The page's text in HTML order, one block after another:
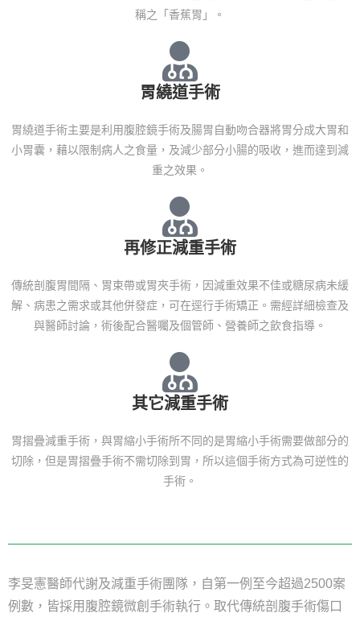
稱之「香蕉胃」。
胃繞道手術
胃繞道手術主要是利用腹腔鏡手術及腸胃自動吻合器將胃分成大胃和
小胃囊，藉以限制病人之食量，及減少部分小腸的吸收，進而達到減
重之效果。
再修正減重手術
傳統剖腹胃間隔、胃束帶或胃夾手術，因減重效果不佳或糖尿病未緩
解、病患之需求或其他併發症，可在逕行手術矯正。需經詳細檢查及
與醫師討論，術後配合醫囑及個管師、營養師之飲食指導。
其它減重手術
胃摺疊減重手術，與胃縮小手術所不同的是胃縮小手術需要做部分的
切除，但是胃摺疊手術不需切除到胃，所以這個手術方式為可逆性的
手術。
李旻憲醫師代謝及減重手術團隊，自第一例至今超過2500案
例數，皆採用腹腔鏡微創手術執行。取代傳統剖腹手術傷口